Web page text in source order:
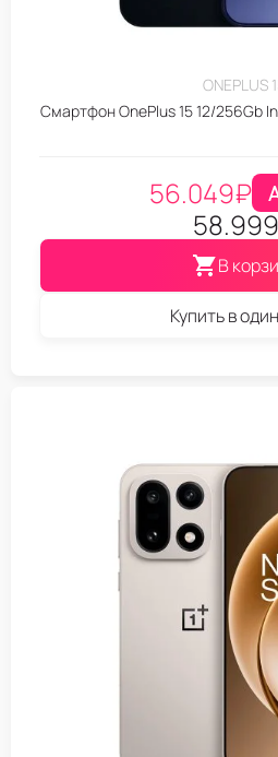
ONEPLUS
Смартфон OnePlus 15 12/256Gb
56.049₽
58.999
В
Купить в